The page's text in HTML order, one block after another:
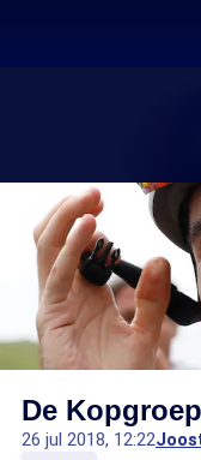
De
26 jul 2018, 12:22